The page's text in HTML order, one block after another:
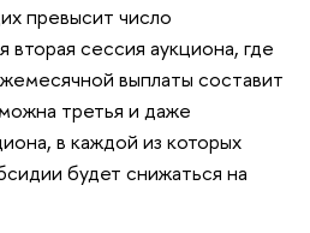
превысит число
вторая сессия аукциона, где
выплаты составит
третья и даже
в каждой из которых
будет снижаться на